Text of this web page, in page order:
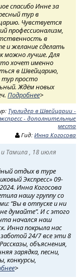
спасибо Инне за
тур в
Чувствуется
профессионализм,
в
и желание сделать
можно лучше. Для
хочет именно
в Швейцарию,
просто
Ждём новых
Подробнее>
Турлидер в Швейцарии -
- дополнительные
места
Гид:Инна Когосова
Тамила , 18 июля
отдых в туре
Экспресс» 09-
Инна Когосова
нашу группу со
“Вы в отпуске и ни
думайте”. И с этого
начался наш
Инна покрыла нас
заботой 24/7 все эти 8
объяснения,
зарядка, песни,
конкурсы,
>